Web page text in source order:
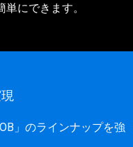
にできます。
」のラインナップを強